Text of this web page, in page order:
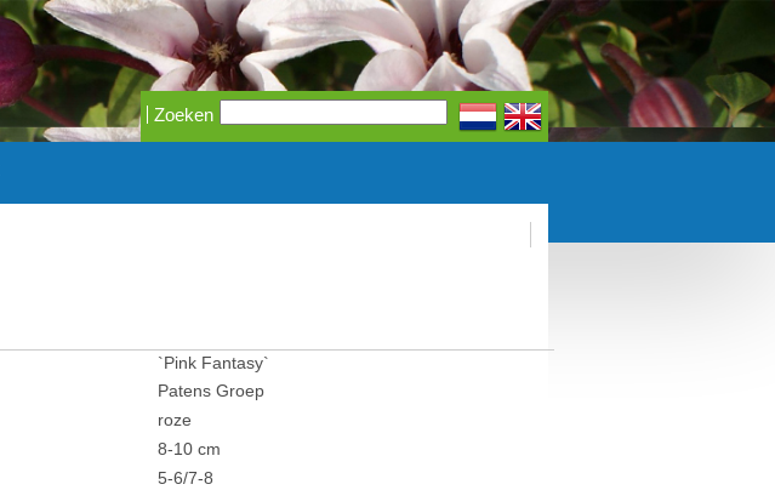
Zoeken
`Pink Fantasy`
Patens Groep
roze
8-10 cm
5-6/7-8